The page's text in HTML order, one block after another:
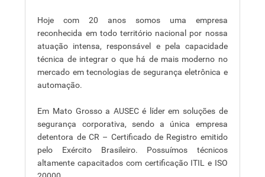
Hoje com 20 anos somos uma empresa
reconhecida em todo território nacional por nossa
atuação intensa, responsável e pela capacidade
técnica de integrar o que há de mais moderno no
mercado em tecnologias de segurança eletrônica e
automação.
Em Mato Grosso a AUSEC é líder em soluções de
segurança corporativa, sendo a única empresa
detentora de CR – Certificado de Registro emitido
pelo Exército Brasileiro. Possuímos técnicos
altamente capacitados com certificação ITIL e ISO